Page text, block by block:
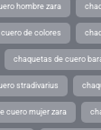
hombre zara
de colores
chaquetas de cuero
stradivarius
cuero mujer zara